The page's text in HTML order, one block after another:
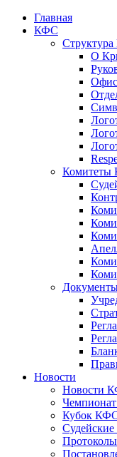
Главная
КФС
О
Комитеты
Новости
Новости
Кубок
Судейские